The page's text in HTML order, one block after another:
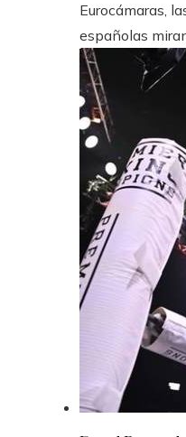
Eurocámaras,
españolas